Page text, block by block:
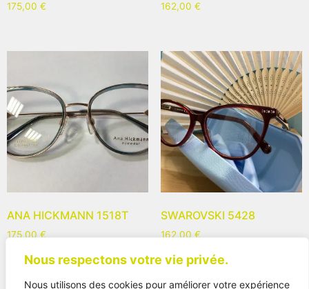
Nous respectons votre vie privée.
Nous utilisons des cookies pour améliorer votre expérience
175,00 € 162,00 €
ANA HICKMANN 1518T
175,00 €
SWAROVSKI 5428
162,00 €